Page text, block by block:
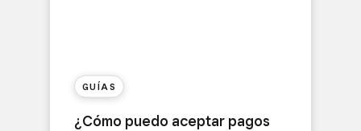
GUÍAS
¿Cómo puedo aceptar pagos